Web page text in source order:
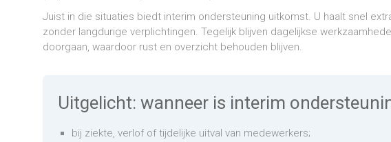
Juist in die situaties biedt interim ondersteuning uitkomst. U haalt snel
zonder langdurige verplichtingen. Tegelijk blijven dagelijkse
doorgaan, waardoor rust en overzicht behouden blijven.
Uitgelicht: wanneer is interim
bij ziekte, verlof of tijdelijke uitval van medewerkers;